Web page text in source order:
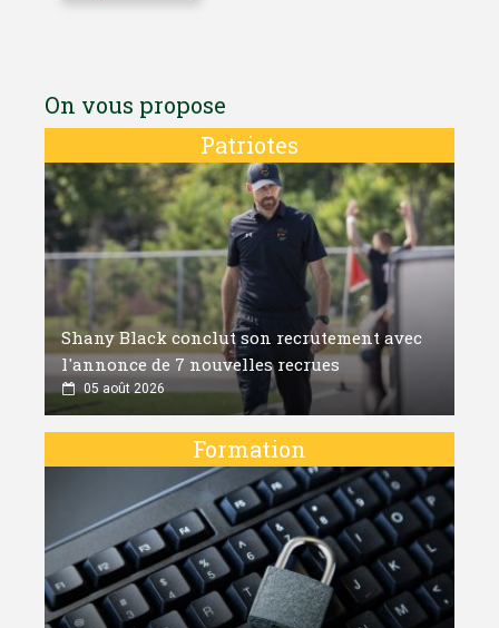
On vous propose
Patriotes
Shany Black conclut son recrutement avec
l'annonce de 7 nouvelles recrues
05 août 2026
Formation